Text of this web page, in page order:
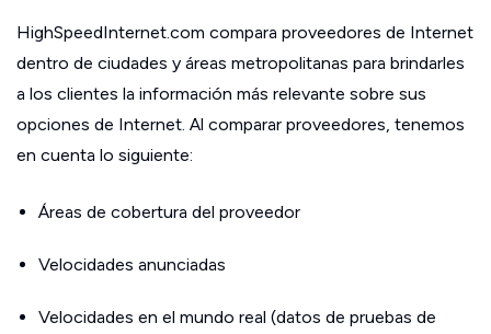
HighSpeedInternet.com compara proveedores de Internet
dentro de ciudades y áreas metropolitanas para brindarles
a los clientes la información más relevante sobre sus
opciones de Internet. Al comparar proveedores, tenemos
en cuenta lo siguiente:
Áreas de cobertura del proveedor
Velocidades anunciadas
Velocidades en el mundo real (datos de pruebas de